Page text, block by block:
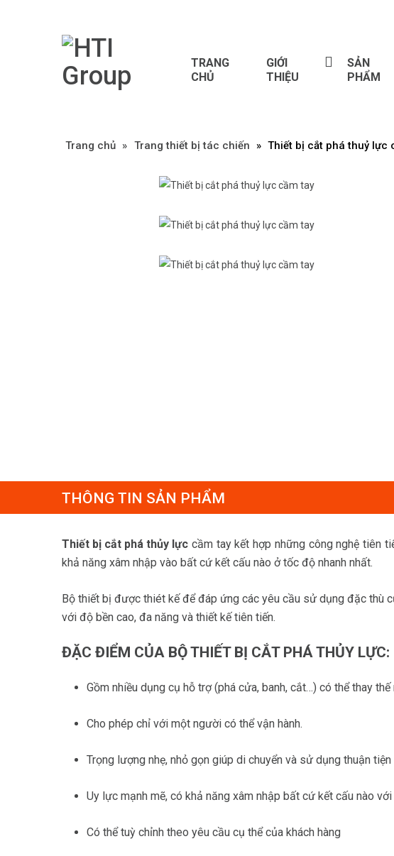
TRANG
CHỦ
GIỚI
THIỆU
SẢN
PHẨM
Trang chủ » »
Trang thiết bị tác chiến » Thiết bị cắt phá thuỷ lực
THÔNG TIN SẢN PHẨM
Thiết bị cắt phá thủy lực cầm tay kết hợp những công nghệ tiên
khả năng xâm nhập vào bất cứ kết cấu nào ở tốc độ nhanh nhất.
Bộ thiết bị được thiét kế để đáp ứng các yêu cầu sử dụng đặc thù
với độ bền cao, đa năng và thiết kế tiên tiến.
ĐẶC ĐIỂM CỦA BỘ THIẾT BỊ CẮT PHÁ THỦY LỰC:
Gồm nhiều dụng cụ hỗ trợ (phá cửa, banh, cắt…) có thể thay
Cho phép chỉ với một người có thể vận hành.
Trọng lượng nhẹ, nhỏ gọn giúp di chuyển và sử dụng thuận tiện
Uy lực mạnh mẽ, có khả năng xâm nhập bất cứ kết cấu nào
Có thể tuỳ chỉnh theo yêu cầu cụ thể của khách hàng